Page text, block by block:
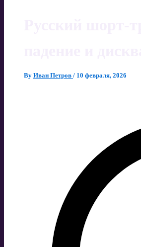
By Иван Петров / 10 февраля, 2026